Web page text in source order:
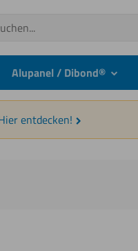
Alupanel / Dibond®
entdecken!